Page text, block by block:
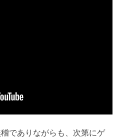
でありながらも、次第にゲ